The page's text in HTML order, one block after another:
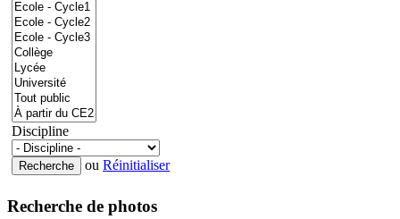
Discipline
ou Réinitialiser
Recherche de photos